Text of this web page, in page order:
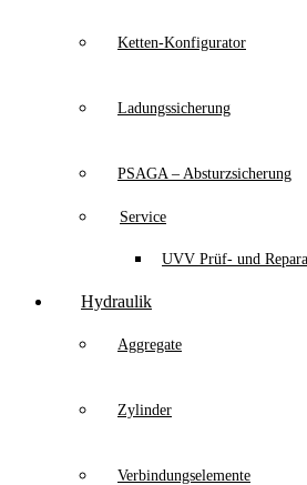
Ketten-Konfigurator
Ladungssicherung
PSAGA – Absturzsicherung
Service
UVV Prüf- und
Hydraulik
Aggregate
Zylinder
Verbindungselemente